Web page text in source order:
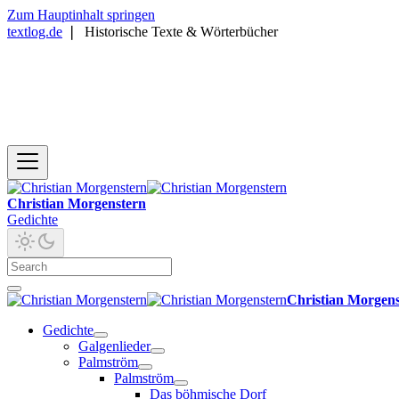
Zum Hauptinhalt springen
textlog.de
Historische Texte & Wörterbücher
Christian Morgenstern
Gedichte
Christian
Gedichte
Galgenlieder
Palmström
Palmström
Das böhmische Dorf